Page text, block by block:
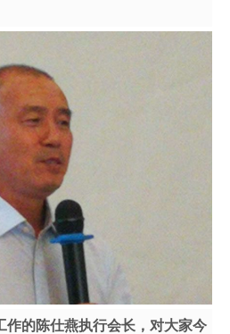
作的陈仕燕执行会长，对大家今